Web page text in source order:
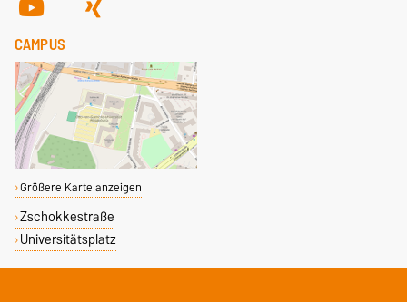
CAMPUS
Größere Karte anzeigen
Zschokkestraße
Universitätsplatz